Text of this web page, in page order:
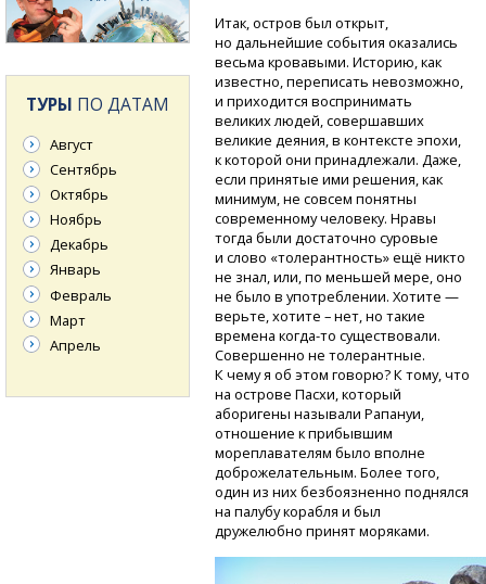
Итак, остров был открыт,
но дальнейшие события оказались
весьма кровавыми. Историю, как
известно, переписать невозможно,
и приходится воспринимать
великих людей, совершавших
великие деяния, в контексте эпохи,
к которой они принадлежали. Даже,
если принятые ими решения, как
минимум, не совсем понятны
современному человеку. Нравы
тогда были достаточно суровые
и слово «толерантность» ещё никто
не знал, или, по меньшей мере, оно
не было в употреблении. Хотите —
верьте, хотите – нет, но такие
временакогда-то существовали.
Совершенно не толерантные.
К чему я об этом говорю? К тому, что
на острове Пасхи, который
аборигены называли Рапануи,
отношение к прибывшим
мореплавателям было вполне
доброжелательным. Более того,
один из них безбоязненно поднялся
на палубу корабля и был
дружелюбно принят моряками.
ТУРЫ ПО ДАТАМ
Август
Сентябрь
Октябрь
Ноябрь
Декабрь
Январь
Февраль
Март
Апрель